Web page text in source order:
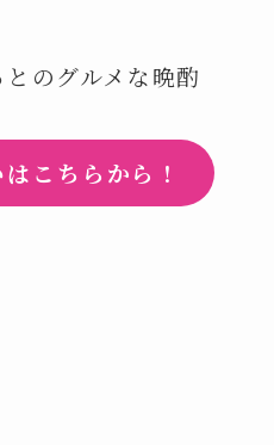
のグルメな晩酌
こちらから！